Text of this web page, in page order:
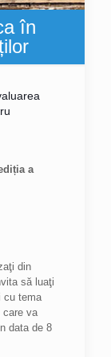
în
a
din
să luaţi
cu tema
care va
data de 8